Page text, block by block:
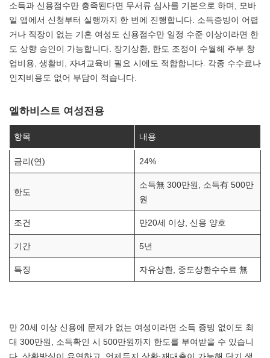
소득과 신용점수만 충족된다면 무서류 심사를 기본으로 하며, 모바
일 앱에서 신청부터 실행까지 한 번에 진행합니다. 소득증빙이 어렵
거나 직장이 없는 기혼 여성도 신용점수만 일정 수준 이상이라면 한
도 상향 승인이 가능합니다. 장기상환, 한도 조정이 수월해 주부 창
업비용, 생활비, 자녀교육비 필요 시에도 적합합니다. 각종 수수료나
인지비용도 없어 부담이 적습니다.
엘하비스트 여성전용
항목 내용
금리(연) 24%
한도
소득無 300만원, 소득有 500만
원
조건 만20세 이상, 신용 양호
기간 5년
특징 자유상환, 중도상환수수료 無
만 20세 이상 신용에 문제가 없는 여성이라면 소득 증빙 없이도 최
대 300만원, 소득확인 시 500만원까지 한도를 부여받을 수 있습니